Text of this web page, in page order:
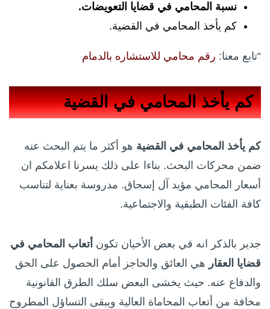
نسبة المحامي في قضايا التعويضات.
كم يأخذ المحامي في القضية.
“تابع معنا: رقم محامي للاستشاره بالدمام
كم يأخذ المحامي في القضية
كم يأخذ المحامي في القضية هو أكثر ما يتم البحث عنه
ضمن محركات البحث. بناءا على ذلك يسرنا اعلامكم ان
أسعار المحامي مؤيد آل إسحاق. مدروسة بعناية لتناسب
كافة الفئات الطبقية والاجتماعية.
جدير بالذكر انه في بعض الأحيان تكون أتعاب المحامي في
قضايا العقار هي العائق والحاجز أمام الحصول على الحق
والدفاع عنه. حيث يخشى البعض سلك الطرق القانونية
مخافة من أتعاب المحاماة العالية ويبقى التساؤل المطروح